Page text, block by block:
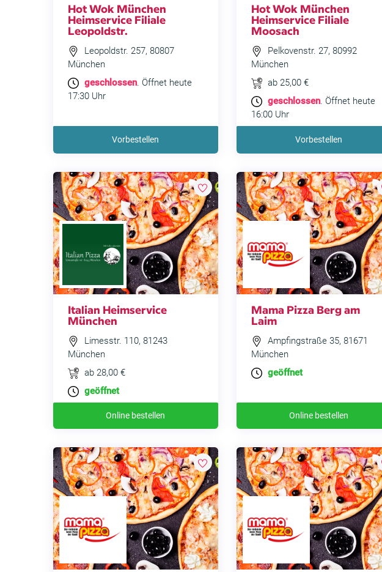
Hot Wok München
Heimservice Filiale
Leopoldstr.
Leopoldstr. 257, 80807
München
geschlossen. Öffnet heute
17:30 Uhr
Vorbestellen
Hot Wok München
Heimservice Filiale
Moosach
Pelkovenstr. 27, 80992
München
ab 25,00 €
geschlossen. Öffnet heute
16:00 Uhr
Vorbestellen
Italian Heimservice
München
Limesstr. 110, 81243
München
ab 28,00 €
geöffnet
Online bestellen
Mama Pizza Berg am
Laim
Ampfingstraße 35, 81671
München
geöffnet
Online bestellen